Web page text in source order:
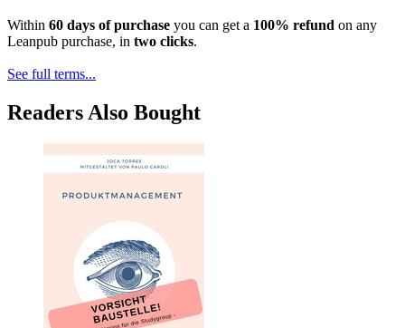
Within 60 days of purchase you can get a 100% refund on any
Leanpub purchase, in two clicks.
See full terms...
Readers Also Bought